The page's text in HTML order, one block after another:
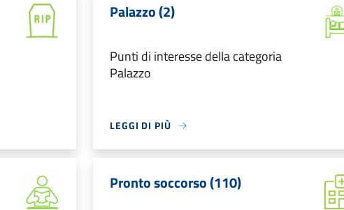
Palazzo (2)
Punti di interesse della categoria
Palazzo
LEGGI DI PIÙ
Pronto soccorso (110)